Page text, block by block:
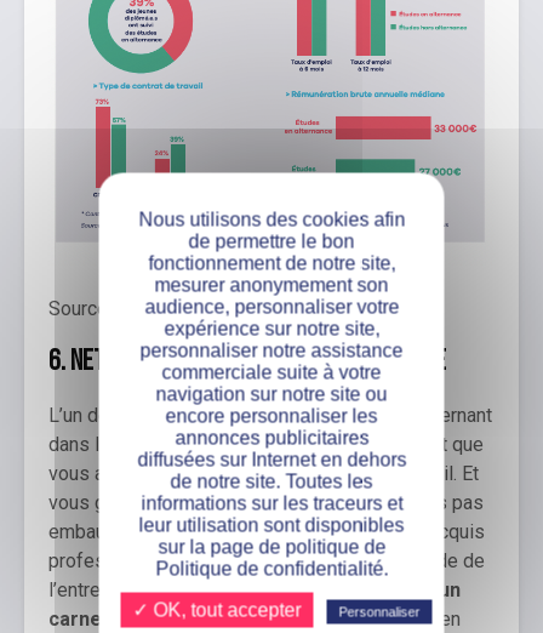
Source : Emic Paris
6. Networkez grâce à votre alternance
L’un de vos principaux avantages en tant qu’alternant
dans la recherche de votre premier poste, c’est que
vous avez déjà un pied dans le monde du travail. Et
vous gardez cet avantage même si vous n’êtes pas
embauché suite à votre alternance. Outre les acquis
professionnels et votre connaissance du monde de
l’entreprise,vous pouvez vous appuyer sur un
carnet d’adresses. Si vous vous entendez bien
Nous utilisons des cookies afin
de permettre le bon
fonctionnement de notre site,
mesurer anonymement son
audience, personnaliser votre
expérience sur notre site,
personnaliser notre assistance
commerciale suite à votre
navigation sur notre site ou
encore personnaliser les
annonces publicitaires
diffusées sur Internet en dehors
de notre site. Toutes les
informations sur les traceurs et
leur utilisation sont disponibles
sur la page de politique de
Politique de confidentialité.
✓ OK, tout accepter
Personnaliser